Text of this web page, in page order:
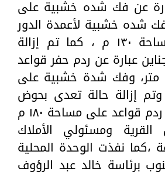
عن فك شده خشبية على
١٣٠ م وفك شده خشبية لأعمدة الدور
الأرضي على مساحة ١٣٠ م ، كما تم إزالة
عبارة عن ردم حفر قواعد
على مساحة ١٢٠ متر، وفك شدة خشبية على
١٠٠ م ، وتم إزالة حالة تعدى بحوض
مهران عبارة عن ردم قواعد على مساحة ١٨٠ م
ومسئولي الأملاك
،كما نفذت الوحدة المحلية
برئاسة خالد عبد الرؤوف